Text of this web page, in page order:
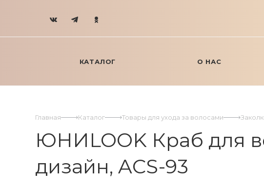
КАТАЛОГ О НАС
Главная Каталог Товары для ухода за волосами
ЮНИLOOK Краб для
дизайн, ACS-93